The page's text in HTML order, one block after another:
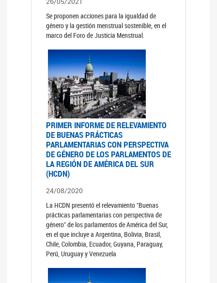
Se proponen acciones para la igualdad de
género y la gestión menstrual sostenible, en el
marco del Foro de Justicia Menstrual.
PRIMER INFORME DE RELEVAMIENTO
DE BUENAS PRÁCTICAS
PARLAMENTARIAS CON PERSPECTIVA
DE GÉNERO DE LOS PARLAMENTOS DE
LA REGIÓN DE AMÉRICA DEL SUR
(HCDN)
24/08/2020
La HCDN presentó el relevamiento "Buenas
prácticas parlamentarias con perspectiva de
género" de los parlamentos de América del Sur,
en el que incluye a Argentina, Bolivia, Brasil,
Chile, Colombia, Ecuador, Guyana, Paraguay,
Perú, Uruguay y Venezuela